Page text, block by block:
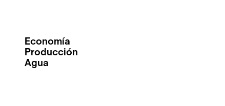
Economía
Producción
Agua